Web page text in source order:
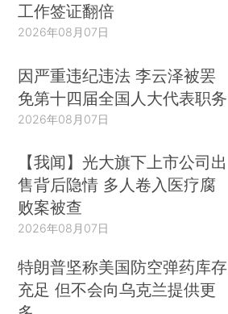
工作签证翻倍
2026年08月07日
因严重违纪违法 李云泽被罢
免第十四届全国人大代表职务
2026年08月07日
【我闻】光大旗下上市公司出
售背后隐情 多人卷入医疗腐
败案被查
2026年08月07日
特朗普坚称美国防空弹药库存
充足 但不会向乌克兰提供更